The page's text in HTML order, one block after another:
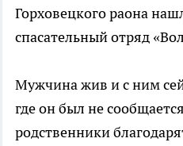
Горховецкого раона
спасательный отряд
Мужчина жив и с ним
где он был не
родственники